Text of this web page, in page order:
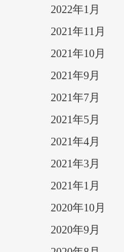
2022年1月
2021年11月
2021年10月
2021年9月
2021年7月
2021年5月
2021年4月
2021年3月
2021年1月
2020年10月
2020年9月